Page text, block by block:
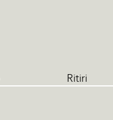
Ritiri